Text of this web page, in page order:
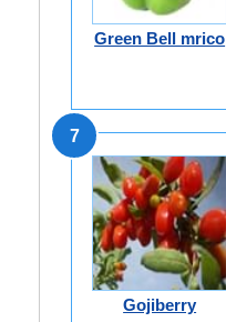
Green Bell mrico
7
Gojiberry